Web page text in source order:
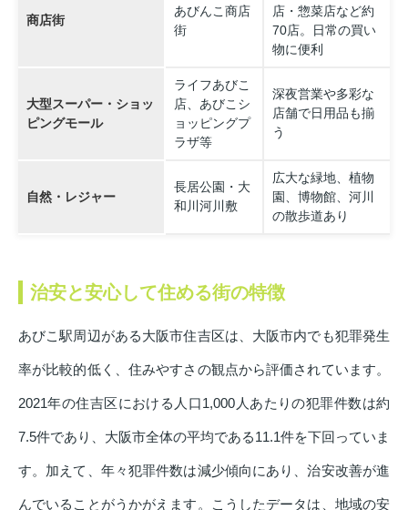
商店街
あびんこ商店
街
店・惣菜店など約
70店。日常の買い
物に便利
大型スーパー・ショッ
ピングモール
ライフあびこ
店、あびこシ
ョッピングプ
ラザ等
深夜営業や多彩な
店舗で日用品も揃
う
自然・レジャー
長居公園・大
和川河川敷
広大な緑地、植物
園、博物館、河川
の散歩道あり
治安と安心して住める街の特徴
あびこ駅周辺がある大阪市住吉区は、大阪市内でも犯罪発生
率が比較的低く、住みやすさの観点から評価されています。
2021年の住吉区における人口1,000人あたりの犯罪件数は約
7.5件であり、大阪市全体の平均である11.1件を下回っていま
す。加えて、年々犯罪件数は減少傾向にあり、治安改善が進
んでいることがうかがえます。こうしたデータは、地域の安